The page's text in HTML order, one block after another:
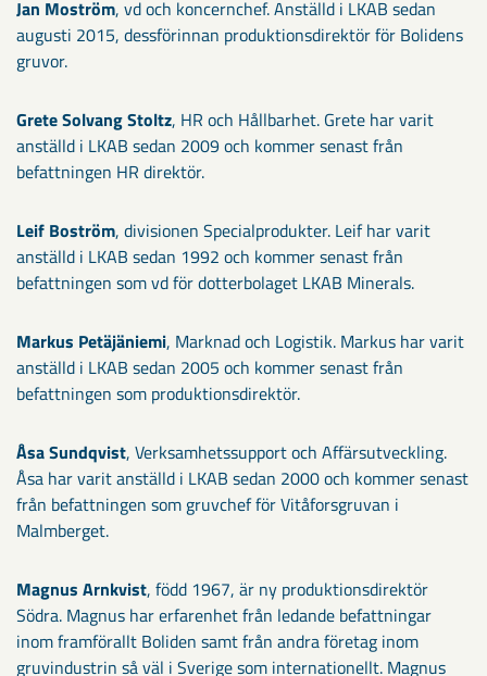
Jan Moström, vd och koncernchef. Anställd i LKAB sedan
augusti 2015, dessförinnan produktionsdirektör för Bolidens
gruvor.
Grete Solvang Stoltz, HR och Hållbarhet. Grete har varit
anställd i LKAB sedan 2009 och kommer senast från
befattningen HR direktör.
Leif Boström, divisionen Specialprodukter. Leif har varit
anställd i LKAB sedan 1992 och kommer senast från
befattningen som vd för dotterbolaget LKAB Minerals.
Markus Petäjäniemi, Marknad och Logistik. Markus har varit
anställd i LKAB sedan 2005 och kommer senast från
befattningen som produktionsdirektör.
Åsa Sundqvist, Verksamhetssupport och Affärsutveckling.
Åsa har varit anställd i LKAB sedan 2000 och kommer senast
från befattningen som gruvchef för Vitåforsgruvan i
Malmberget.
Magnus Arnkvist, född 1967, är ny produktionsdirektör
Södra. Magnus har erfarenhet från ledande befattningar
inom framförallt Boliden samt från andra företag inom
gruvindustrin så väl i Sverige som internationellt. Magnus